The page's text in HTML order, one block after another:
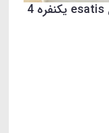
ست کاورلحاف بومرنگ مدل esatis یکنفره 4